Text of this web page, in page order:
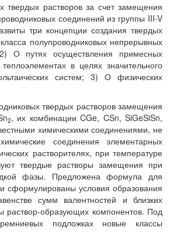
твердых растворов за счет замещения
соединений из группы III-V
три концепции создания твердых
полупроводниковых непрерывных
О путях осуществления примесных
в целях значительного
систем; 3) О физических
твердых растворов замещения
2, их комбинации CGe, CSn, SiGeSiSn,
химическими соединениями, не
соединения элементарных
растворителях, при температуре
твердые растворы замещения при
фазы. Предложена формула для
сформулированы условия образования
сумм валентностей и близких
раствор-образующих компонентов. Под
подложках новые классы